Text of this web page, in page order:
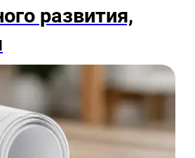
развития,